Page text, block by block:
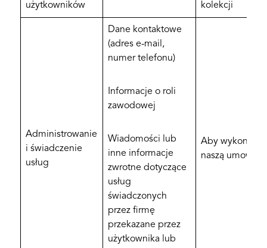
użytkowników
kolekcji
Administrowanie
i świadczenie
usług
Dane kontaktowe
(adres e-mail,
numer telefonu)
Informacje o roli
zawodowej
Wiadomości lub
inne informacje
zwrotne dotyczące
usług
świadczonych
przez firmę
przekazane przez
użytkownika lub
Aby wykonać
naszą umowę